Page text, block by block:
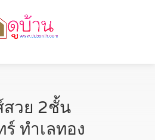
สวย 2ชั้น
ทำเลทอง